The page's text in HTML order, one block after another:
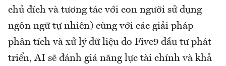
chủ đích và tương tác với con người sử dụng
ngôn ngữ tự nhiên) cùng với các giải pháp
phân tích và xử lý dữ liệu do Five9 đầu tư phát
triển, AI sẽ đánh giá năng lực tài chính và khả